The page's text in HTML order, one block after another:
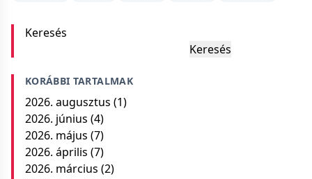
Keresés
Keresés
KORÁBBI TARTALMAK
2026. augusztus (1)
2026. június (4)
2026. május (7)
2026. április (7)
2026. március (2)